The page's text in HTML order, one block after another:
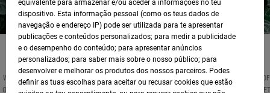
WITH EARTH DAY UPON US AND WARM WEATHER AHEAD, WE'VE SELECTED A HANDFUL OF
OUR FAVORITE ECO-FRIENDLY ITEMS TO GET SUMMER-READY WHILE KEEPING THE PLANET
equivalente para armazenar e/ou aceder a informações no teu
dispositivo. Esta informação pessoal (como os teus dados de
navegação e endereço IP) pode ser utilizada para te apresentar
publicações e conteúdos personalizados; para medir a publicidade
e o desempenho do conteúdo; para apresentar anúncios
personalizados; para saber mais sobre o nosso público; para
desenvolver e melhorar os produtos dos nossos parceiros. Podes
definir as tuas escolhas para aceitar ou recusar cookies que estão